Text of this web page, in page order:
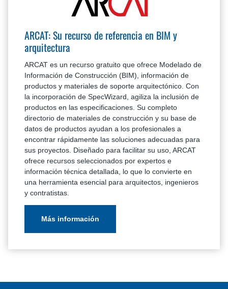
ARCAT: Su recurso de referencia en BIM y
arquitectura
ARCAT es un recurso gratuito que ofrece Modelado de
Información de Construcción (BIM), información de
productos y materiales de soporte arquitectónico. Con
la incorporación de SpecWizard, agiliza la inclusión de
productos en las especificaciones. Su completo
directorio de materiales de construcción y su base de
datos de productos ayudan a los profesionales a
encontrar rápidamente las soluciones adecuadas para
sus proyectos. Diseñado para facilitar su uso, ARCAT
ofrece recursos seleccionados por expertos e
información técnica detallada, lo que lo convierte en
una herramienta esencial para arquitectos, ingenieros
y contratistas.
Más información